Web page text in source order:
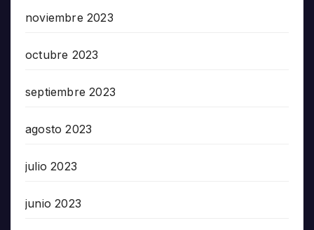
noviembre 2023
octubre 2023
septiembre 2023
agosto 2023
julio 2023
junio 2023